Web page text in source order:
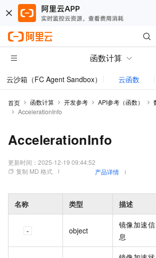
函数计算
云沙箱（FC Agent Sandbox） 云函数
首页 函数计算 开发参考 API参考（函数）
AccelerationInfo
AccelerationInfo
更新时间： 2025-12-19 09:44:52
复制 MD 格式
产品详情
名称 类型 描述
object
镜像加速信
息